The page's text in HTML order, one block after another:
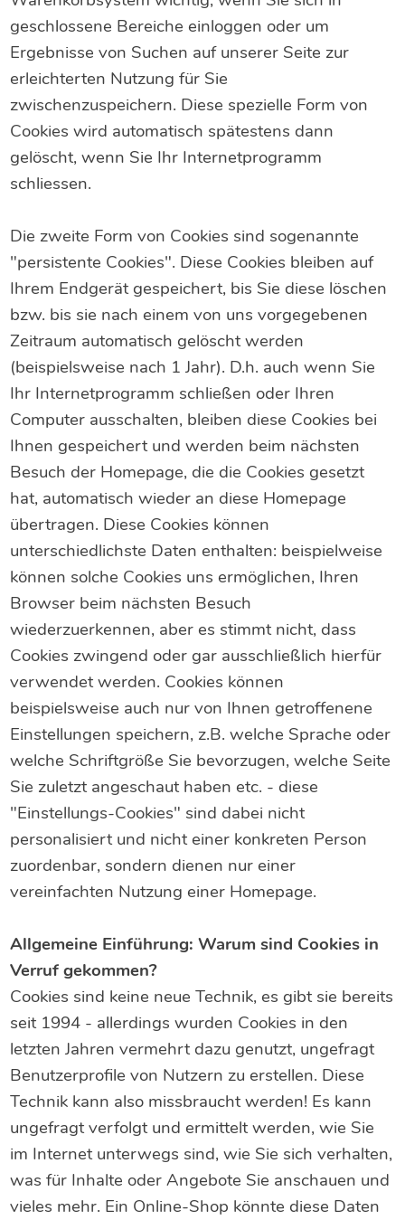
geschlossene Bereiche einloggen oder um
Ergebnisse von Suchen auf unserer Seite zur
erleichterten Nutzung für Sie
zwischenzuspeichern. Diese spezielle Form von
Cookies wird automatisch spätestens dann
gelöscht, wenn Sie Ihr Internetprogramm
schliessen.
Die zweite Form von Cookies sind sogenannte
"persistente Cookies". Diese Cookies bleiben auf
Ihrem Endgerät gespeichert, bis Sie diese löschen
bzw. bis sie nach einem von uns vorgegebenen
Zeitraum automatisch gelöscht werden
(beispielsweise nach 1 Jahr). D.h. auch wenn Sie
Ihr Internetprogramm schließen oder Ihren
Computer ausschalten, bleiben diese Cookies bei
Ihnen gespeichert und werden beim nächsten
Besuch der Homepage, die die Cookies gesetzt
hat, automatisch wieder an diese Homepage
übertragen. Diese Cookies können
unterschiedlichste Daten enthalten: beispielweise
können solche Cookies uns ermöglichen, Ihren
Browser beim nächsten Besuch
wiederzuerkennen, aber es stimmt nicht, dass
Cookies zwingend oder gar ausschließlich hierfür
verwendet werden. Cookies können
beispielsweise auch nur von Ihnen getroffenene
Einstellungen speichern, z.B. welche Sprache oder
welche Schriftgröße Sie bevorzugen, welche Seite
Sie zuletzt angeschaut haben etc. - diese
"Einstellungs-Cookies" sind dabei nicht
personalisiert und nicht einer konkreten Person
zuordenbar, sondern dienen nur einer
vereinfachten Nutzung einer Homepage.
Allgemeine Einführung: Warum sind Cookies in
Verruf gekommen?
Cookies sind keine neue Technik, es gibt sie bereits
seit 1994 - allerdings wurden Cookies in den
letzten Jahren vermehrt dazu genutzt, ungefragt
Benutzerprofile von Nutzern zu erstellen. Diese
Technik kann also missbraucht werden! Es kann
ungefragt verfolgt und ermittelt werden, wie Sie
im Internet unterwegs sind, wie Sie sich verhalten,
was für Inhalte oder Angebote Sie anschauen und
vieles mehr. Ein Online-Shop könnte diese Daten